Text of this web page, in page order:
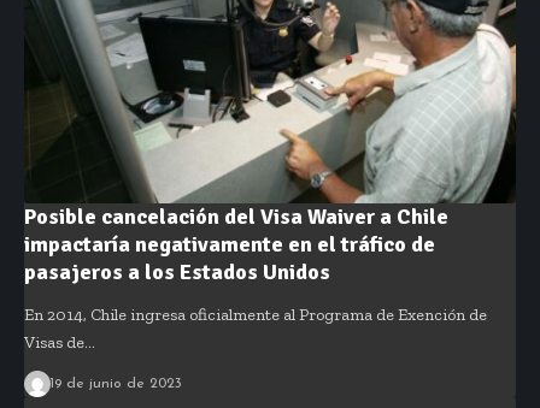
Posible cancelación del Visa Waiver a Chile
impactaría negativamente en el tráfico de
pasajeros a los Estados Unidos
En 2014, Chile ingresa oficialmente al Programa de Exención de
Visas de…
19 de junio de 2023